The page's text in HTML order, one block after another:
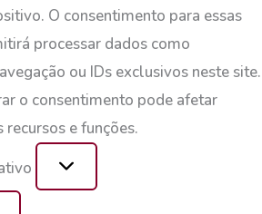
O consentimento para essas
processar dados como
ou IDs exclusivos neste site.
o consentimento pode afetar
e funções.